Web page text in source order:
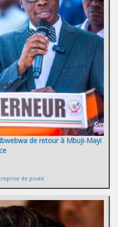
de retour à Mbuji-Mayi
reprise de poste